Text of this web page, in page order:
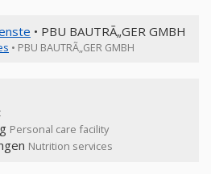
• PBU BAUTRÃ„GER GMBH
• PBU BAUTRÃ„GER GMBH
Personal care facility
Nutrition services